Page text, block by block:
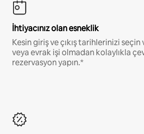
İhtiyacınız olan esneklik
Kesin giriş ve çıkış tarihlerinizi
veya evrak işi olmadan kolaylıkla
rezervasyon yapın.*